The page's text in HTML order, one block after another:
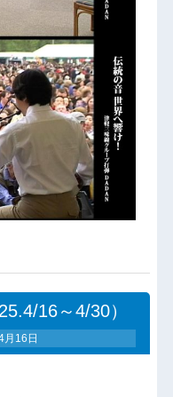
16～4/30）
月16日